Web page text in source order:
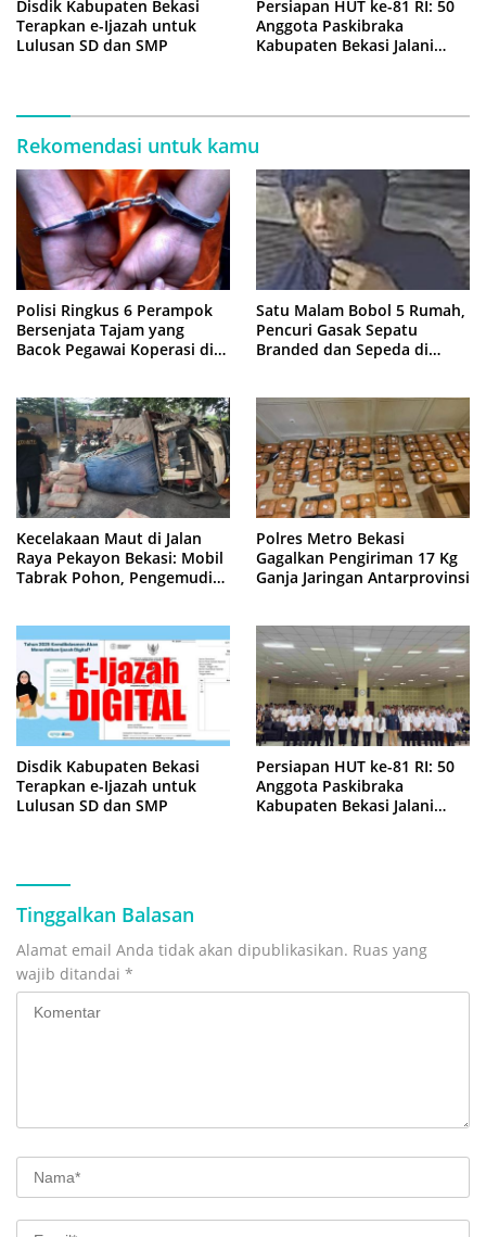
Disdik Kabupaten Bekasi
Terapkan e-Ijazah untuk
Lulusan SD dan SMP
Persiapan HUT ke-81 RI: 50
Anggota Paskibraka
Kabupaten Bekasi Jalani
Rekomendasi untuk kamu
Polisi Ringkus 6 Perampok
Bersenjata Tajam yang
Bacok Pegawai Koperasi di
Satu Malam Bobol 5 Rumah,
Pencuri Gasak Sepatu
Branded dan Sepeda di
Kecelakaan Maut di Jalan
Raya Pekayon Bekasi: Mobil
Tabrak Pohon, Pengemudi
Polres Metro Bekasi
Gagalkan Pengiriman 17 Kg
Ganja Jaringan Antarprovinsi
Disdik Kabupaten Bekasi
Terapkan e-Ijazah untuk
Lulusan SD dan SMP
Persiapan HUT ke-81 RI: 50
Anggota Paskibraka
Kabupaten Bekasi Jalani
Tinggalkan Balasan
Alamat email Anda tidak akan dipublikasikan. Ruas yang
wajib ditandai *